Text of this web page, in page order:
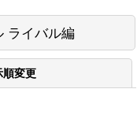
イバル編
順変更